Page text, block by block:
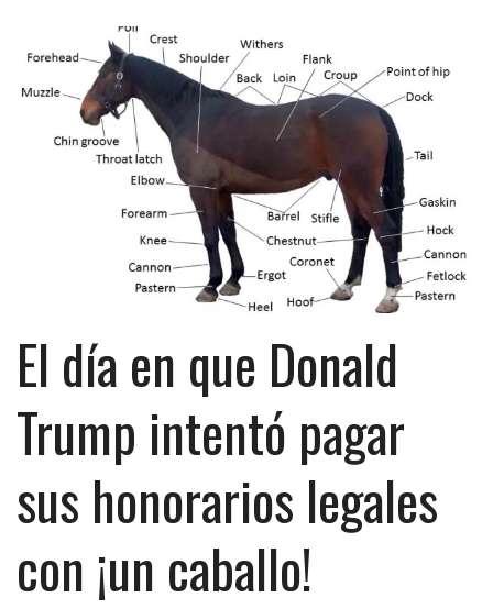
El día en que Donald
Trump intentó pagar
sus honorarios legales
con ¡un caballo!